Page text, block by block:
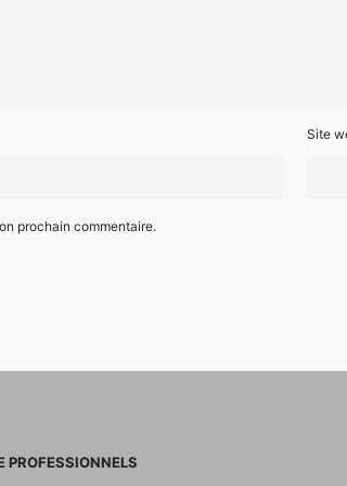
Site
prochain commentaire.
PROFESSIONNELS